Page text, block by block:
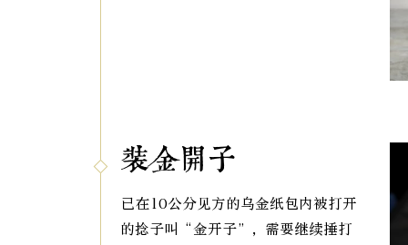
装金开子
已在10公分见方的乌金纸包内被打开
的捻子叫“金开子”，需要继续捶打